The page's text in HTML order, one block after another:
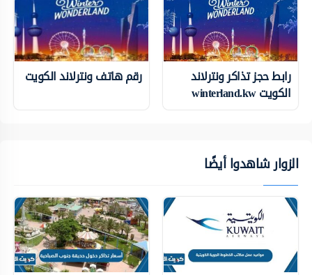
رابط حجز تذاكر ونترلاند
الكويت winterland.kw
رقم هاتف ونترلاند الكويت
الزوار شاهدوا أيضًا